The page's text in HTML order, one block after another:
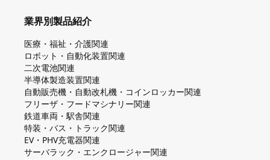
業界別製品紹介
医療・福祉・介護関連
ロボット・自動化装置関連
二次電池関連
半導体製造装置関連
自動販売機・自動改札機・コインロッカー関連
フリーザ・フードマシナリー関連
鉄道車両・駅舎関連
特装・バス・トラック関連
EV・PHV充電器関連
サーバラック・エンクロージャー関連